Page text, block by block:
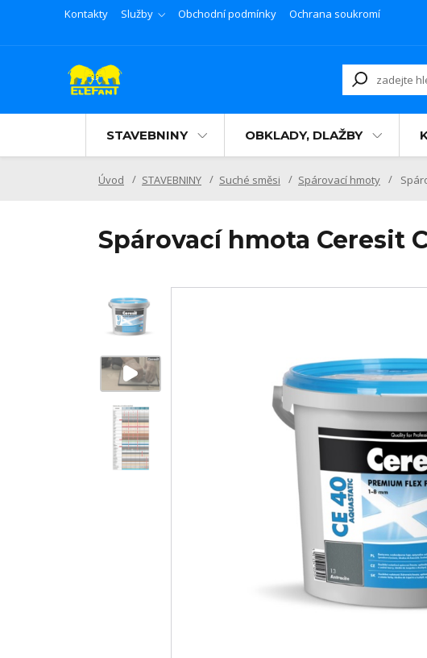
Kontakty Služby Obchodní podmínky Ochrana soukromí
STAVEBNINY OBKLADY, DLAŽBY
Úvod STAVEBNINY Suché směsi Spárovací hmoty
Spárovací hmota Ceresit